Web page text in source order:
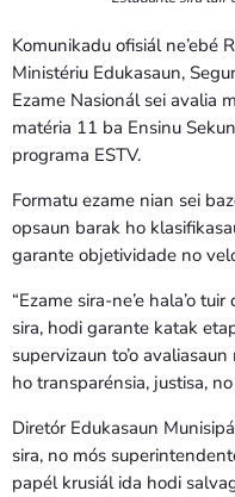
Komunikadu ofisiál ne’ebé
Ministériu Edukasaun,
Ezame Nasionál sei avalia
matéria 11 ba Ensinu
programa ESTV.
Formatu ezame nian sei
opsaun barak ho
garante objetividade no
“Ezame sira-ne’e hala’o
sira, hodi garante katak
supervizaun to’o
ho transparénsia, justisa,
Diretór Edukasaun
sira, no mós
papél krusiál ida hodi